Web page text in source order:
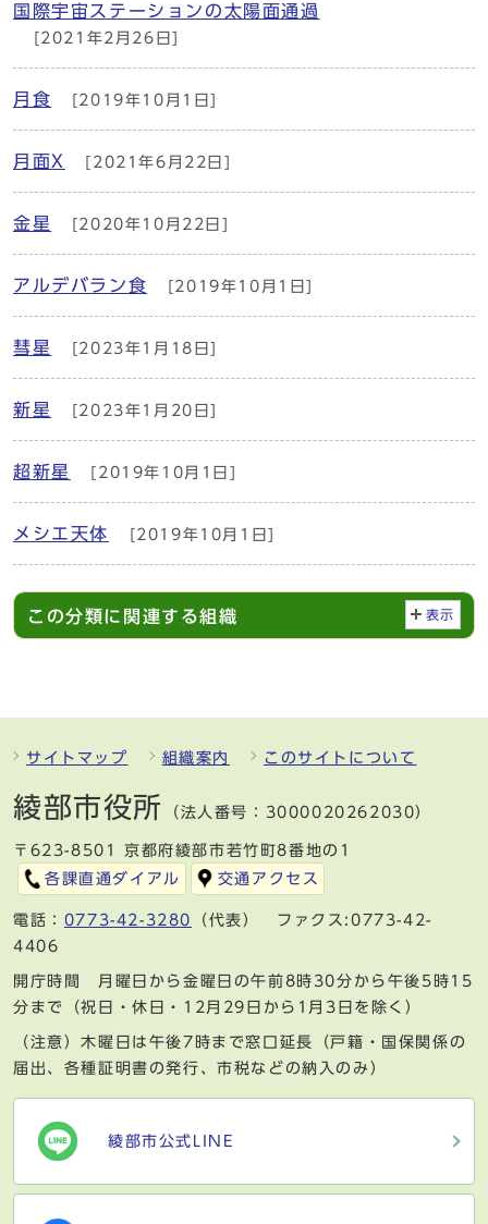
国際宇宙ステーションの太陽面通過
[2021年2月26日]
月食 [2019年10月1日]
月面X [2021年6月22日]
金星 [2020年10月22日]
アルデバラン食 [2019年10月1日]
彗星 [2023年1月18日]
新星 [2023年1月20日]
超新星 [2019年10月1日]
メシエ天体 [2019年10月1日]
この分類に関連する組織 表示
サイトマップ 組織案内 このサイトについて
綾部市役所 （法人番号：3000020262030）
〒623-8501 京都府綾部市若竹町8番地の1
各課直通ダイアル
交通アクセス
電話： 0773-42-3280
（代表） ファクス:0773-42-
4406
開庁時間 月曜日から金曜日の午前8時30分から午後5時15
分まで（祝日・休日・12月29日から1月3日を除く）
（注意）木曜日は午後7時まで窓口延長（戸籍・国保関係の
届出、各種証明書の発行、市税などの納入のみ）
綾部市公式LINE